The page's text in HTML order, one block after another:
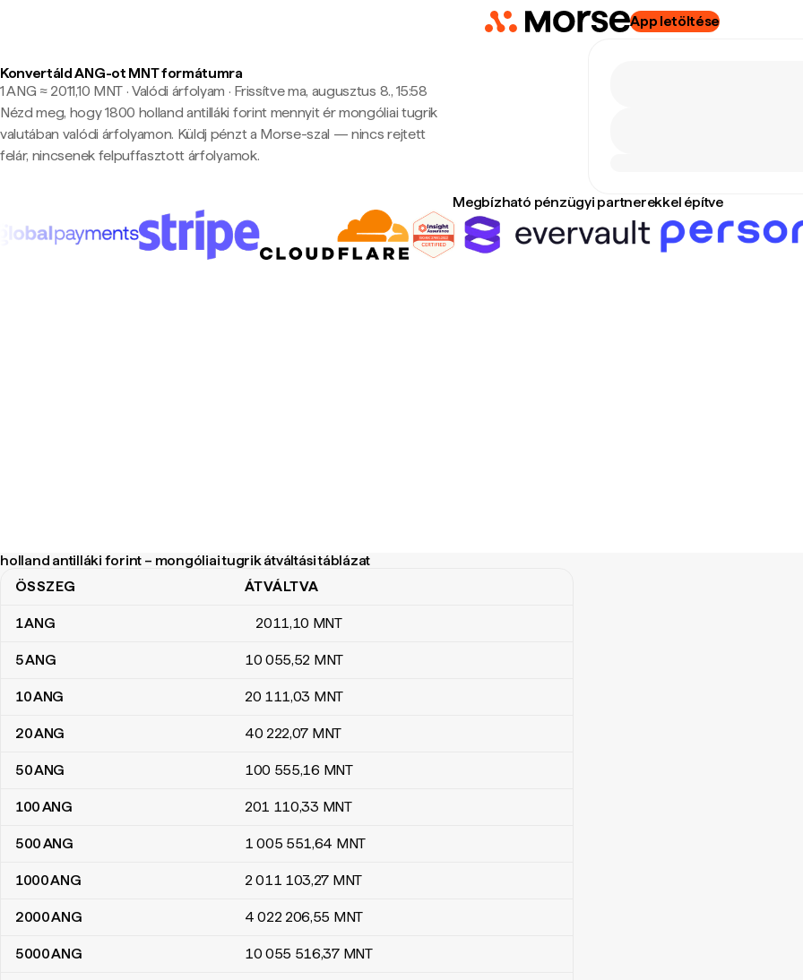
App letöltése
Konvertáld ANG-ot MNT formátumra
1 ANG ≈ 2011,10 MNT · Valódi árfolyam · Frissítve ma, augusztus 8., 15:58
Nézd meg, hogy 1800 holland antilláki forint mennyit ér mongóliai tugrik
valutában valódi árfolyamon. Küldj pénzt a Morse-szal — nincs rejtett
felár, nincsenek felpuffasztott árfolyamok.
Megbízható pénzügyi partnerekkel építve
holland antilláki forint – mongóliai tugrik átváltási táblázat
holland antilláki forint – mongóliai tugrik átváltási táblázat
ÖSSZEG ÁTVÁLTVA
1ANG 2011,10 MNT
5ANG 10 055,52 MNT
10ANG 20 111,03 MNT
20ANG 40 222,07 MNT
50ANG 100 555,16 MNT
100ANG 201 110,33 MNT
500ANG 1 005 551,64 MNT
1000ANG 2 011 103,27 MNT
2000ANG 4 022 206,55 MNT
5000ANG 10 055 516,37 MNT